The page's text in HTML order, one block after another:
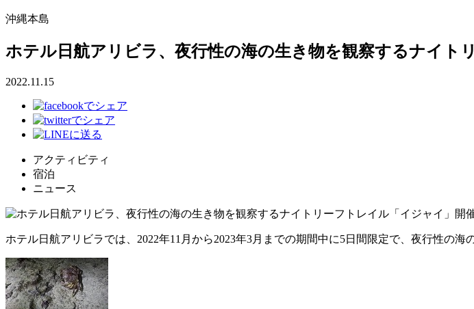
沖縄本島
ホテル日航アリビラ、夜行性の海の生き物を観察するナイト
2022.11.15
アクティビティ
宿泊
ニュース
ホテル日航アリビラでは、2022年11月から2023年3月までの期間中に5日間限定で、夜行性の